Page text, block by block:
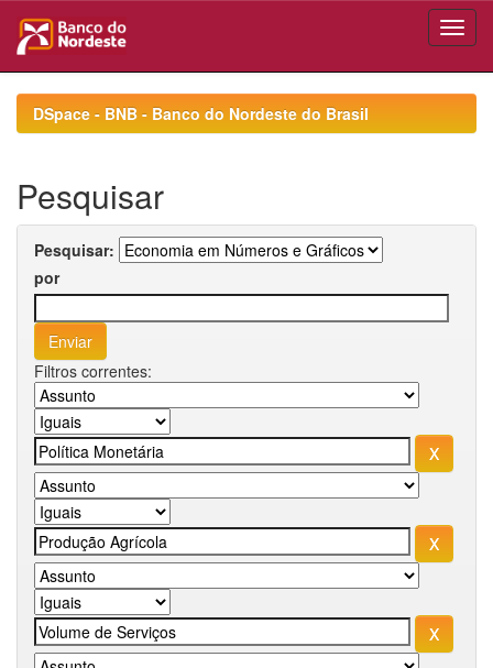
navigationDSpace - BNB - Banco do Nordeste do Brasil
Pesquisar
Pesquisar:
por
Filtros correntes: